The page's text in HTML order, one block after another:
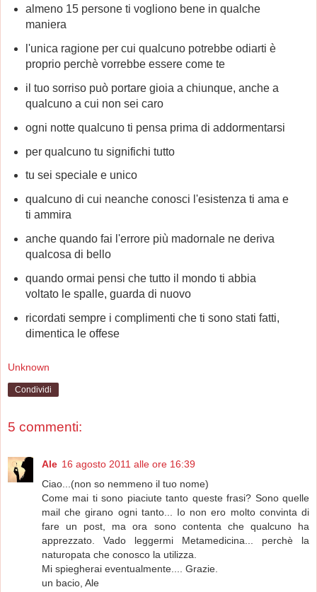
almeno 15 persone ti vogliono bene in qualche
maniera
l'unica ragione per cui qualcuno potrebbe odiarti è
proprio perchè vorrebbe essere come te
il tuo sorriso può portare gioia a chiunque, anche a
qualcuno a cui non sei caro
ogni notte qualcuno ti pensa prima di addormentarsi
per qualcuno tu significhi tutto
tu sei speciale e unico
qualcuno di cui neanche conosci l'esistenza ti ama e
ti ammira
anche quando fai l'errore più madornale ne deriva
qualcosa di bello
quando ormai pensi che tutto il mondo ti abbia
voltato le spalle, guarda di nuovo
ricordati sempre i complimenti che ti sono stati fatti,
dimentica le offese
Unknown
Condividi
5 commenti:
Ale 16 agosto 2011 alle ore 16:39
Ciao...(non so nemmeno il tuo nome)
Come mai ti sono piaciute tanto queste frasi? Sono quelle
mail che girano ogni tanto... Io non ero molto convinta di
fare un post, ma ora sono contenta che qualcuno ha
apprezzato. Vado leggermi Metamedicina... perchè la
naturopata che conosco la utilizza.
Mi spiegherai eventualmente.... Grazie.
un bacio, Ale